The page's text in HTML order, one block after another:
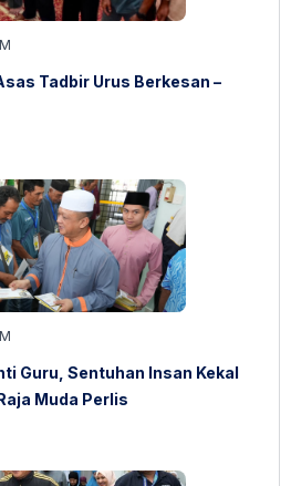
Tadbir Urus Berkesan –
Guru, Sentuhan Insan Kekal
Muda Perlis